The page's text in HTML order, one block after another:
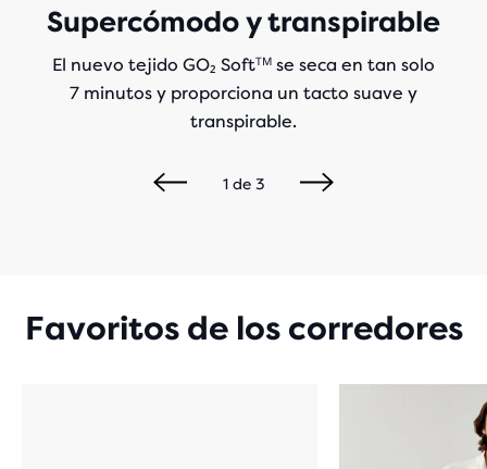
Supercómodo y transpirable
El nuevo tejido GO₂ Softᵀᴹ se seca en tan solo
7 minutos y proporciona un tacto suave y
transpirable.
1de 3
Favoritos de los corredores